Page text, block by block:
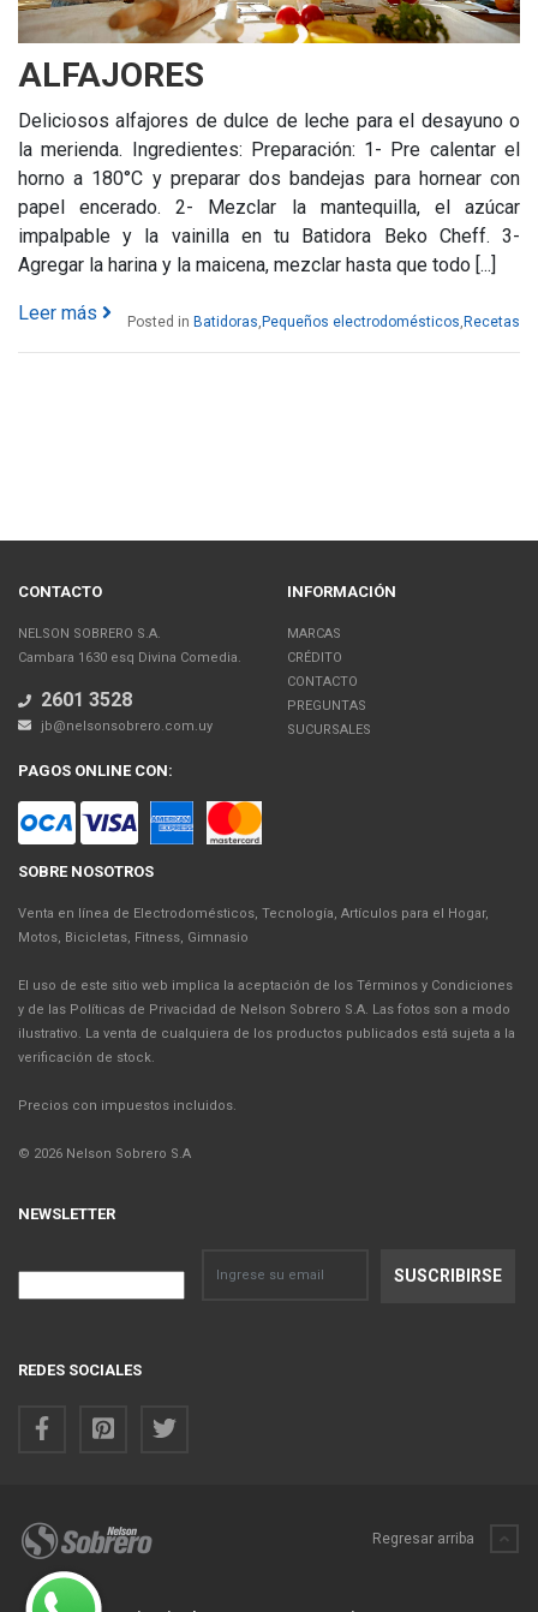
ALFAJORES
Deliciosos alfajores de dulce de leche para el desayuno o
la merienda. Ingredientes: Preparación: 1- Pre calentar el
horno a 180°C y preparar dos bandejas para hornear con
papel encerado. 2- Mezclar la mantequilla, el azúcar
impalpable y la vainilla en tu Batidora Beko Cheff. 3-
Agregar la harina y la maicena, mezclar hasta que todo [...]
Leer más Posted in Batidoras Pequeños electrodomésticos Recetas
CONTACTO
NELSON SOBRERO S.A.
Cambara 1630 esq Divina Comedia.
2601 3528
jb@nelsonsobrero.com.uy
INFORMACIÓN
MARCAS
CRÉDITO
CONTACTO
PREGUNTAS
SUCURSALES
PAGOS ONLINE CON:
SOBRE NOSOTROS
Venta en línea de Electrodomésticos, Tecnología, Artículos para el Hogar,
Motos, Bicicletas, Fitness, Gimnasio
El uso de este sitio web implica la aceptación de los Términos y Condiciones
y de las Políticas de Privacidad de Nelson Sobrero S.A. Las fotos son a modo
ilustrativo. La venta de cualquiera de los productos publicados está sujeta a la
verificación de stock.
Precios con impuestos incluidos.
© 2026 Nelson Sobrero S.A
NEWSLETTER
REDES SOCIALES
Regresar arriba